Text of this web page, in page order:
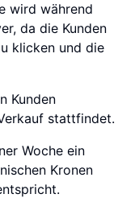
wird während
da die Kunden
klicken und die
Kunden
stattfindet.
Woche ein
Kronen